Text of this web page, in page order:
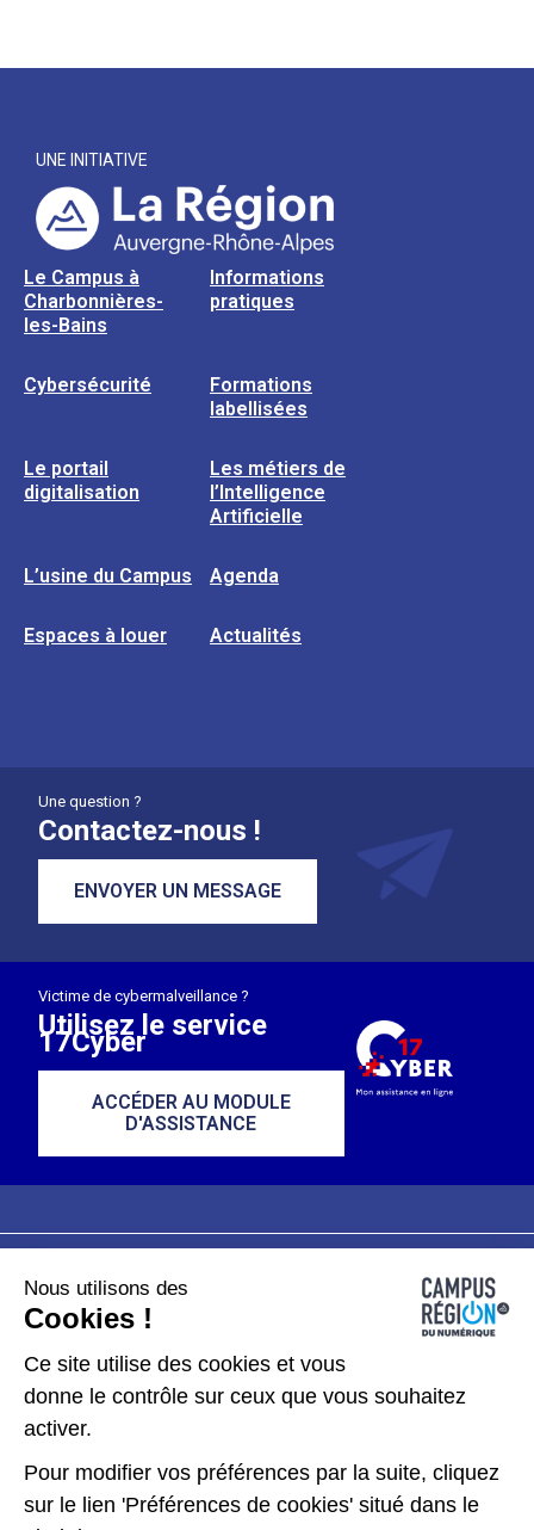
UNE INITIATIVE
Le Campus à
Charbonnières-
les-Bains
Informations
pratiques
Cybersécurité
Formations
labellisées
Le portail
digitalisation
Les métiers de
l’Intelligence
Artificielle
L’usine du Campus Agenda
Espaces à louer Actualités
Une question ?
Contactez-nous !
ENVOYER UN MESSAGE
Victime de cybermalveillance ?
Utilisez le service
17Cyber
ACCÉDER AU MODULE
D'ASSISTANCE
Plan du site
Données personnelles
Kit de communication
Nous utilisons des
Cookies !
Ce site utilise des cookies et vous
donne le contrôle sur ceux que vous souhaitez
activer.
Pour modifier vos préférences par la suite, cliquez
sur le lien 'Préférences de cookies' situé dans le